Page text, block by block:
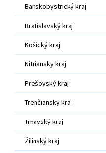
Banskobystrický kraj
Bratislavský kraj
Košický kraj
Nitriansky kraj
Prešovský kraj
Trenčiansky kraj
Trnavský kraj
Žilinský kraj